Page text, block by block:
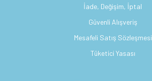
İade, Değişim, İptal
Güvenli Alışveriş
Mesafeli Satış Sözleşmesi
Tüketici Yasası